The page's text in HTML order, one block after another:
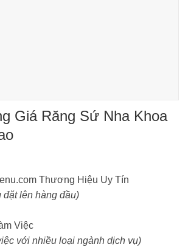
Giá Răng Sứ Nha Khoa
Thương Hiệu Uy Tín
lên hàng đầu)
Việc
với nhiều loại ngành dịch vụ)